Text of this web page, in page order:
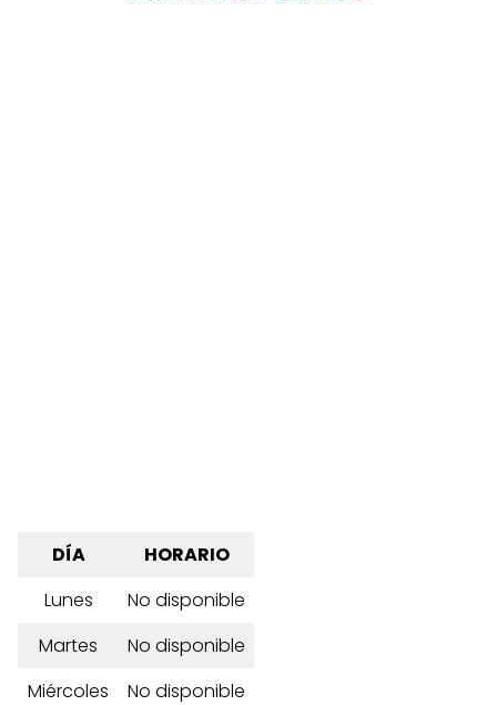
DÍA
HORARIO
Lunes
No disponible
Martes
No disponible
Miércoles
No disponible